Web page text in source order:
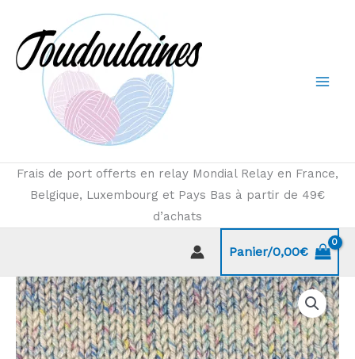
contenu
Frais de port offerts en relay Mondial Relay en France,
Belgique, Luxembourg et Pays Bas à partir de 49€
d’achats
Panier/0,00€